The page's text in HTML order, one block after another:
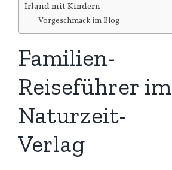
Irland mit Kindern
Vorgeschmack im Blog
Familien-
Reiseführer im
Naturzeit-
Verlag